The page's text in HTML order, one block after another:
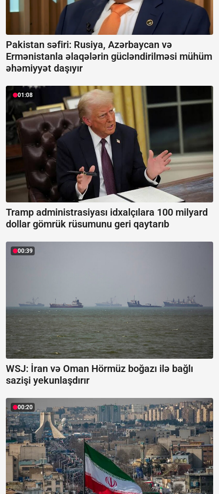
Pakistan səfiri: Rusiya, Azərbaycan və
Ermənistanla əlaqələrin gücləndirilməsi mühüm
əhəmiyyət daşıyır
01:08
Tramp administrasiyası idxalçılara 100 milyard
dollar gömrük rüsumunu geri qaytarıb
00:39
WSJ: İran və Oman Hörmüz boğazı ilə bağlı
sazişi yekunlaşdırır
00:20